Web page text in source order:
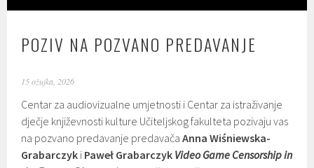
POZIV NA POZVANO PREDAVANJE
15 ožujka, 2026
Centar za audiovizualne umjetnosti i Centar za istraživanje
dječje književnosti kulture Učiteljskog fakulteta pozivaju vas
na pozvano predavanje predavačaAnna Wiśniewska-
Grabarczyk i Paweł Grabarczyk Video Game Censorship in